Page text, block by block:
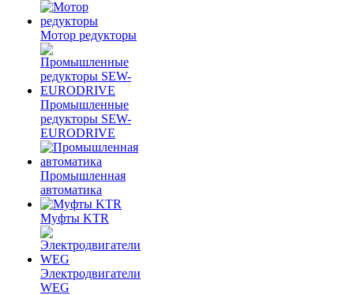
Мотор редукторы
Промышленные
редукторы SEW-
EURODRIVE
Промышленная
автоматика
Муфты KTR
Электродвигатели
WEG